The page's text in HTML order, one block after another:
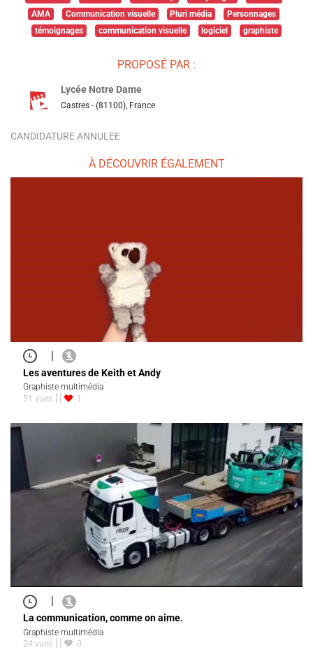
AMA
Communication visuelle Pluri média
Personnages
témoignages
communication visuelle logiciel graphiste
PROPOSÉ PAR :
Lycée Notre Dame
Castres - (81100), France
CANDIDATURE ANNULEE
À DÉCOUVRIR ÉGALEMENT
|
Les aventures de Keith et Andy
Graphiste multimédia
51 vues
1
|
La communication, comme on aime.
Graphiste multimédia
24 vues
0